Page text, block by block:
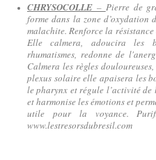
CHRYSOCOLLE – Pierre de
forme dans la zone d’oxydation
malachite. Renforce la
Elle calmera, adoucira les
rhumatismes, redonne de
Calmera les règles
plexus solaire elle apaisera les
le pharynx et régule l’activité
et harmonise les émotions et
utile pour la voyance.
www.lestresorsdubresil.com